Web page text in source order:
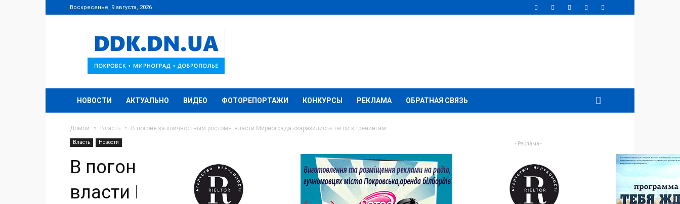
Воскресенье, 9 августа, 2026
DDK.DN.UA
НОВОСТИ АКТУАЛЬНО ВИДЕО ФОТОРЕПОРТАЖИ КОНКУРСЫ РЕКЛАМА ОБРАТНАЯ СВЯЗЬ
Домой Власть В погоне за «личностным ростом»: власти Мирнограда «заразились» тягой к тренингам
Власть Новости
В погоне за «личностным ростом»:
власти Мирнограда «заразились» тягой
- Реклама -